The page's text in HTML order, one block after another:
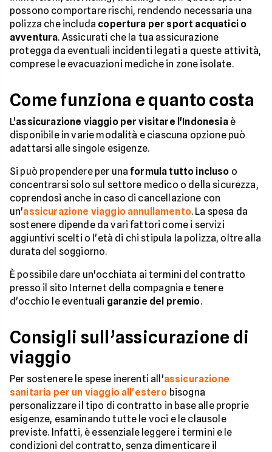
possono comportare rischi, rendendo necessaria una
polizza che includa copertura per sport acquatici o
avventura. Assicurati che la tua assicurazione
protegga da eventuali incidenti legati a queste attività,
comprese le evacuazioni mediche in zone isolate.
Come funziona e quanto costa
L'assicurazione viaggio per visitare l'Indonesiaè
disponibile in varie modalità e ciascuna opzione può
adattarsi alle singole esigenze.
Si può propendere per unaformula tutto incluso o
concentrarsi solo sul settore medico o della sicurezza,
coprendosi anche in caso di cancellazione con
un'assicurazione viaggio annullamento. La spesa da
sostenere dipende da vari fattori come i servizi
aggiuntivi scelti o l'età di chi stipula la polizza, oltre alla
durata del soggiorno.
È possibile dare un'occhiata ai termini del contratto
presso il sito Internet della compagnia e tenere
d'occhio le eventuali garanzie del premio.
Consigli sull’assicurazione di
viaggio
Per sostenere le spese inerenti all'assicurazione
sanitaria per un viaggio all'estero bisogna
personalizzare il tipo di contratto in base alle proprie
esigenze, esaminando tutte le voci e le clausole
previste. Infatti, è essenziale leggere i termini e le
condizioni del contratto, senza dimenticare il